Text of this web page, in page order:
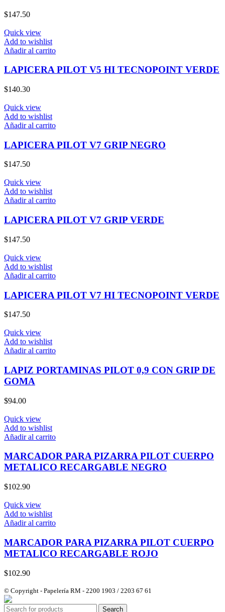
$147.50
Quick view
Add to wishlist
Añadir al carrito
LAPICERA PILOT V5 HI TECNOPOINT VERDE
$140.30
Quick view
Add to wishlist
Añadir al carrito
LAPICERA PILOT V7 GRIP NEGRO
$147.50
Quick view
Add to wishlist
Añadir al carrito
LAPICERA PILOT V7 GRIP VERDE
$147.50
Quick view
Add to wishlist
Añadir al carrito
LAPICERA PILOT V7 HI TECNOPOINT VERDE
$147.50
Quick view
Add to wishlist
Añadir al carrito
LAPIZ PORTAMINAS PILOT 0,9 CON GRIP DE
GOMA
$94.00
Quick view
Add to wishlist
Añadir al carrito
MARCADOR PARA PIZARRA PILOT CUERPO
METALICO RECARGABLE NEGRO
$102.90
Quick view
Add to wishlist
Añadir al carrito
MARCADOR PARA PIZARRA PILOT CUERPO
METALICO RECARGABLE ROJO
$102.90
© Copyright - Papelería RM - 2200 1903 / 2203 67 61
Search